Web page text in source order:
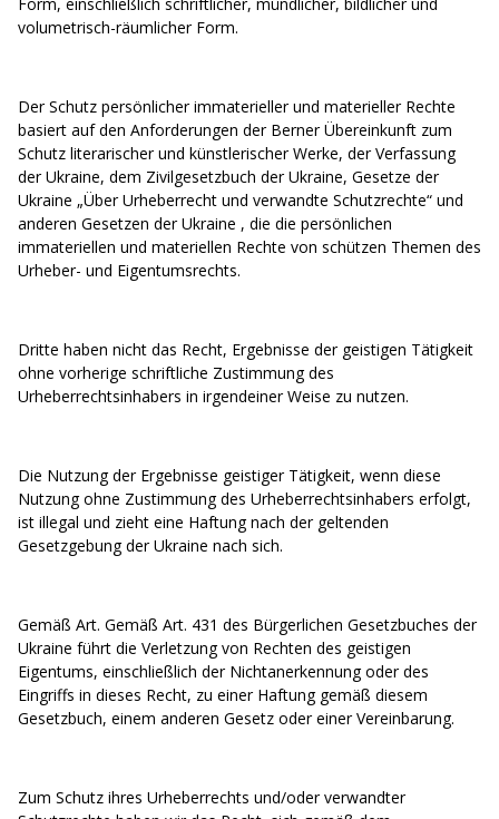
volumetrisch-räumlicher Form.
Der Schutz persönlicher immaterieller und materieller Rechte
basiert auf den Anforderungen der Berner Übereinkunft zum
Schutz literarischer und künstlerischer Werke, der Verfassung
der Ukraine, dem Zivilgesetzbuch der Ukraine, Gesetze der
Ukraine „Über Urheberrecht und verwandte Schutzrechte“ und
anderen Gesetzen der Ukraine , die die persönlichen
immateriellen und materiellen Rechte von schützen Themen des
Urheber- und Eigentumsrechts.
Dritte haben nicht das Recht, Ergebnisse der geistigen Tätigkeit
ohne vorherige schriftliche Zustimmung des
Urheberrechtsinhabers in irgendeiner Weise zu nutzen.
Die Nutzung der Ergebnisse geistiger Tätigkeit, wenn diese
Nutzung ohne Zustimmung des Urheberrechtsinhabers erfolgt,
ist illegal und zieht eine Haftung nach der geltenden
Gesetzgebung der Ukraine nach sich.
Gemäß Art. Gemäß Art. 431 des Bürgerlichen Gesetzbuches der
Ukraine führt die Verletzung von Rechten des geistigen
Eigentums, einschließlich der Nichtanerkennung oder des
Eingriffs in dieses Recht, zu einer Haftung gemäß diesem
Gesetzbuch, einem anderen Gesetz oder einer Vereinbarung.
Zum Schutz ihres Urheberrechts und/oder verwandter